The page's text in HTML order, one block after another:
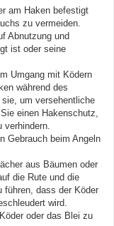
am Haken befestigt
zu vermeiden.
Abnutzung und
ist oder seine
Umgang mit Ködern
während des
um versehentliche
einen Hakenschutz,
verhindern.
Gebrauch beim Angeln
aus Bäumen oder
die Rute und die
führen, dass der Köder
wird.
oder das Blei zu